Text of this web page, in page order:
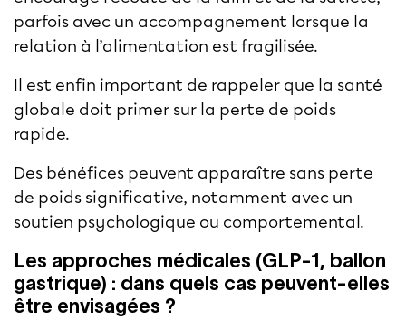
parfois avec un accompagnement lorsque la
relation à l’alimentation est fragilisée.
Il est enfin important de rappeler que la santé
globale doit primer sur la perte de poids
rapide.
Des bénéfices peuvent apparaître sans perte
de poids significative, notamment avec un
soutien psychologique ou comportemental.
Les approches médicales (GLP-1, ballon
gastrique) : dans quels cas peuvent-elles
être envisagées ?